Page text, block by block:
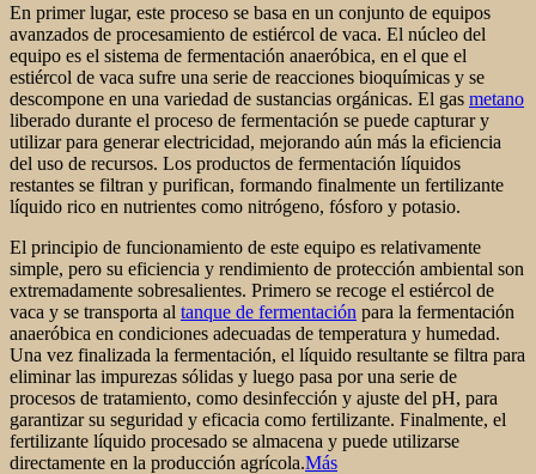
En primer lugar, este proceso se basa en un conjunto de equipos
avanzados de procesamiento de estiércol de vaca. El núcleo del
equipo es el sistema de fermentación anaeróbica, en el que el
estiércol de vaca sufre una serie de reacciones bioquímicas y se
descompone en una variedad de sustancias orgánicas. El gas metano
liberado durante el proceso de fermentación se puede capturar y
utilizar para generar electricidad, mejorando aún más la eficiencia
del uso de recursos. Los productos de fermentación líquidos
restantes se filtran y purifican, formando finalmente un fertilizante
líquido rico en nutrientes como nitrógeno, fósforo y potasio.
El principio de funcionamiento de este equipo es relativamente
simple, pero su eficiencia y rendimiento de protección ambiental son
extremadamente sobresalientes. Primero se recoge el estiércol de
vaca y se transporta al tanque de fermentación para la fermentación
anaeróbica en condiciones adecuadas de temperatura y humedad.
Una vez finalizada la fermentación, el líquido resultante se filtra para
eliminar las impurezas sólidas y luego pasa por una serie de
procesos de tratamiento, como desinfección y ajuste del pH, para
garantizar su seguridad y eficacia como fertilizante. Finalmente, el
fertilizante líquido procesado se almacena y puede utilizarse
directamente en la producción agrícola.Más